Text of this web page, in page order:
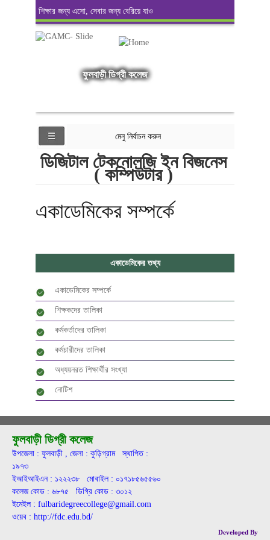
শিক্ষার জন্য এসো, সেবার জন্য বেরিয়ে যাও
ফুলবাড়ী ডিগ্রী কলেজ
মেনু নির্বাচন করুন
ডিজিটাল টেকনোলজি ইন বিজনেস
( কম্পিউটার )
একাডেমিকের সম্পর্কে
একাডেমিকের তথ্য
একাডেমিকের সম্পর্কে
শিক্ষকদের তালিকা
কর্মকর্তাদের তালিকা
কর্মচারীদের তালিকা
অধ্যয়নরত শিক্ষার্থীর সংখ্যা
নোটিশ
ফুলবাড়ী ডিগ্রী কলেজ
উপজেলা : ফুলবাড়ী , জেলা : কুড়িগ্রাম স্থাপিত :
১৯৭৩
ইআইআইএন : ১২২২৩৮ মোবাইল : ০১৭১৮৫৬৫৫৬০
কলেজ কোড : ৬৮৭৫ ডিগ্রি কোড : ৩০১২
ইমেইল : fulbaridegreecollege@gmail.com
ওয়েব : http://fdc.edu.bd/
Developed By